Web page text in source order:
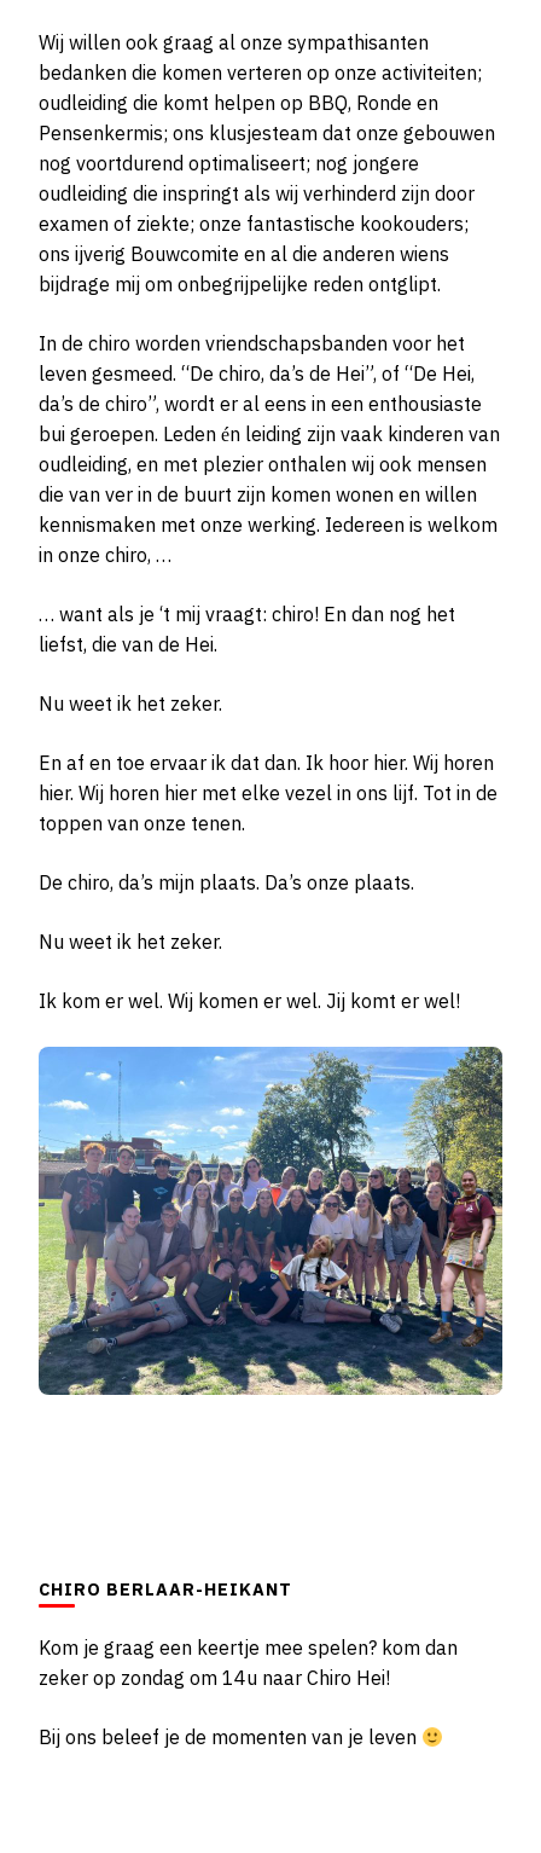
Wij willen ook graag al onze sympathisanten
bedanken die komen verteren op onze activiteiten;
oudleiding die komt helpen op BBQ, Ronde en
Pensenkermis; ons klusjesteam dat onze gebouwen
nog voortdurend optimaliseert; nog jongere
oudleiding die inspringt als wij verhinderd zijn door
examen of ziekte; onze fantastische kookouders;
ons ijverig Bouwcomite en al die anderen wiens
bijdrage mij om onbegrijpelijke reden ontglipt.
In de chiro worden vriendschapsbanden voor het
leven gesmeed. “De chiro, da’s de Hei”, of “De Hei,
da’s de chiro”, wordt er al eens in een enthousiaste
bui geroepen. Leden én leiding zijn vaak kinderen van
oudleiding, en met plezier onthalen wij ook mensen
die van ver in de buurt zijn komen wonen en willen
kennismaken met onze werking. Iedereen is welkom
in onze chiro, …
… want als je ‘t mij vraagt: chiro! En dan nog het
liefst, die van de Hei.
Nu weet ik het zeker.
En af en toe ervaar ik dat dan. Ik hoor hier. Wij horen
hier. Wij horen hier met elke vezel in ons lijf. Tot in de
toppen van onze tenen.
De chiro, da’s mijn plaats. Da’s onze plaats.
Nu weet ik het zeker.
Ik kom er wel. Wij komen er wel. Jij komt er wel!
CHIRO BERLAAR-HEIKANT
Kom je graag een keertje mee spelen? kom dan
zeker op zondag om 14u naar Chiro Hei!
Bij ons beleef je de momenten van je leven